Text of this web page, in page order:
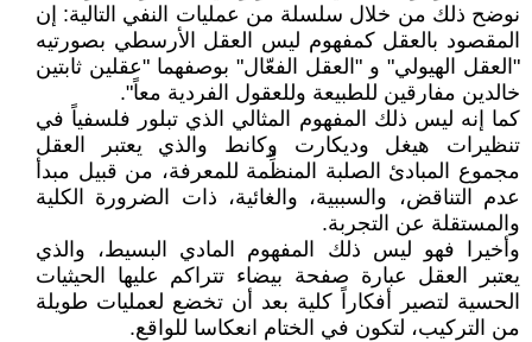
نوضح ذلك من خلال سلسلة من عمليات النفي التالية: إن
المقصود بالعقل كمفهوم ليس العقل الأرسطي بصورتيه
"العقل الهيولي" و "العقل الفعّال" بوصفهما "عقلين ثابتين
خالدين مفارقين للطبيعة وللعقول الفردية معاً".
كما إنه ليس ذلك المفهوم المثالي الذي تبلور فلسفياً في
تنظيرات هيغل وديكارت وكانط والذي يعتبر العقل
مجموع المبادئ الصلبة المنظِّمة للمعرفة، من قبيل مبدأ
عدم التناقض، والسببية، والغائية، ذات الضرورة الكلية
والمستقلة عن التجربة.
وأخيرا فهو ليس ذلك المفهوم المادي البسيط، والذي
يعتبر العقل عبارة صفحة بيضاء تتراكم عليها الحيثيات
الحسية لتصير أفكاراً كلية بعد أن تخضع لعمليات طويلة
من التركيب، لتكون في الختام انعكاسا للواقع.